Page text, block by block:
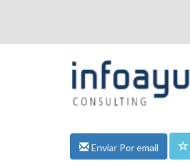
Enviar Por email